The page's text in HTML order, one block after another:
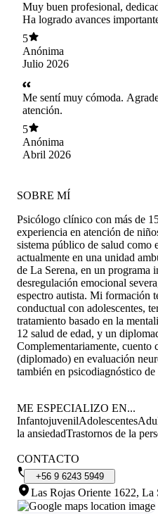
Muy buen profesional,
Ha logrado avances
adolescente
5
Anónima
Julio 2026
Me sentí muy cómoda.
atención.
5
Anónima
Abril 2026
SOBRE MÍ
Psicólogo clínico con más de
experiencia en atención de
sistema público de salud como
actualmente en una unidad
de La Serena, en un programa
desregulación emocional
espectro autista. Mi formación
conductual con adolescentes,
tratamiento basado en la
12 salud de edad, y un
Complementariamente, cuento
(diplomado) en evaluación
también en psicodiagnóstico
ME ESPECIALIZO EN...
InfantojuvenilAdolescentes
la ansiedadTrastornos de la
CONTACTO
+56 9 6243 5949
Las Rojas Oriente 1622, La